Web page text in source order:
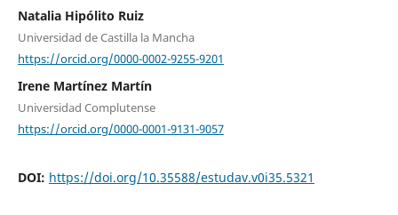
Natalia Hipólito Ruiz
Universidad de Castilla la Mancha
https://orcid.org/0000-0002-9255-9201
Irene Martínez Martín
Universidad Complutense
https://orcid.org/0000-0001-9131-9057
DOI: https://doi.org/10.35588/estudav.v0i35.5321